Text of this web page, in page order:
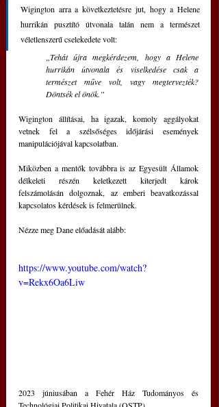
Wigington arra a következtetésre jut, hogy a Helene
hurrikán pusztító útvonala talán nem a természet
véletlenszerű cselekedete volt:
„Tehát újra megkérdezem, hogy a Helene
hurrikán útvonala és viselkedése csak a
természet műve volt, vagy megtervezték?
Döntsék el önök.”
Wigington állításai, ha igazak, komoly aggályokat
vetnek fel a szélsőséges időjárási események
manipulációjával kapcsolatban.
Miközben a mentők továbbra is az Egyesült Államok
délkeleti részén keletkezett kiterjedt károk
felszámolásán dolgoznak, az emberi beavatkozással
kapcsolatos kérdések is felmerülnek.
Nézze meg Dane előadását alább:
https://www.youtube.com/watch?
v=Rekx6Oa6Liw
2023 júniusában a Fehér Ház Tudományos és